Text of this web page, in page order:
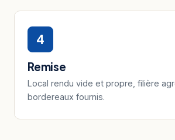
4
Remise
Local rendu vide et propre, filière
bordereaux fournis.